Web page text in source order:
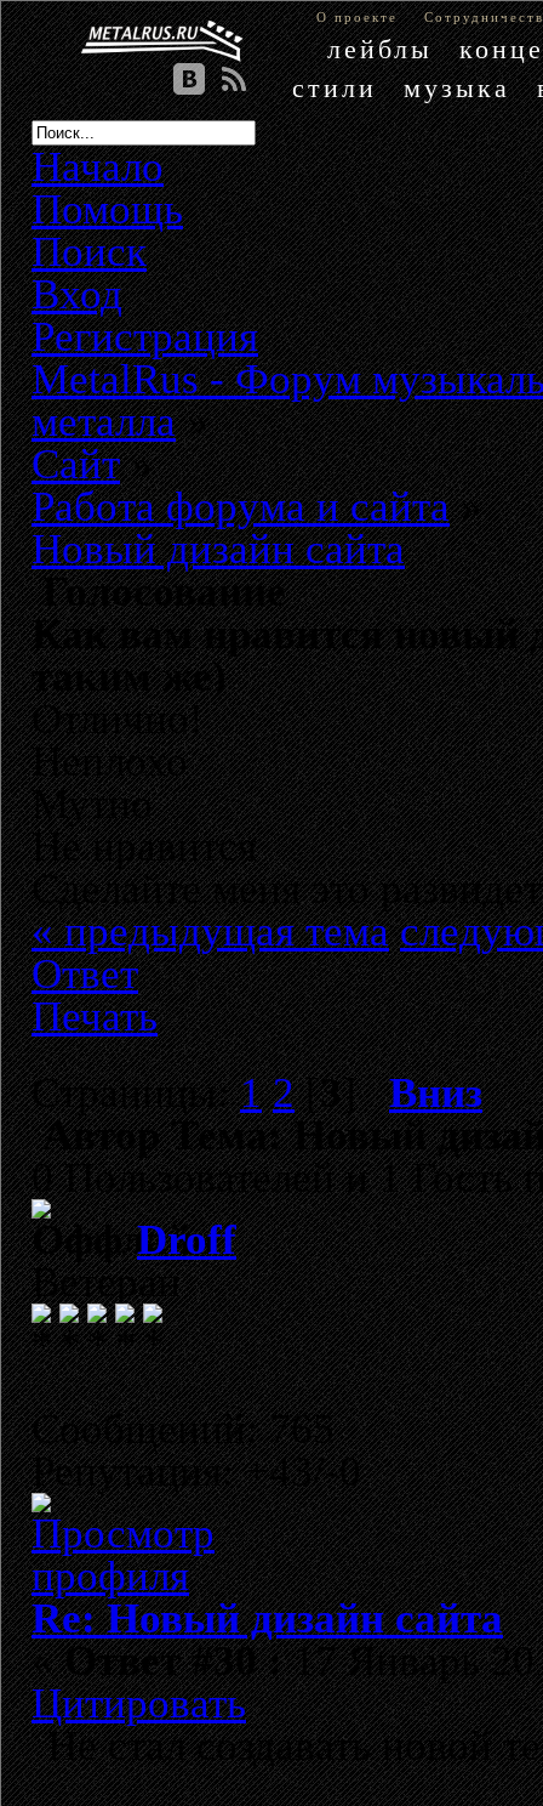
О проекте
лейблы
стили
музыка
Начало
Помощь
Поиск
Вход
Регистрация
MetalRus - Форум
металла»
Сайт»
Работа форума и сайта»
Новый дизайн сайта
Голосование
Как вам нравится новый
таким же)
Отлично!
Неплохо
Мутно
Не нравится
Сделайте меня это
« предыдущая тема
Ответ
Печать
Страницы:1 2[3]Вниз
АвторТема: Новый
0 Пользователей и 1 Гость
Droff
Ветеран
Сообщений: 765
Репутация: +43/-0
Re: Новый дизайн сайта
«Ответ #30 :17 Январь
Цитировать
Не стал создавать новой